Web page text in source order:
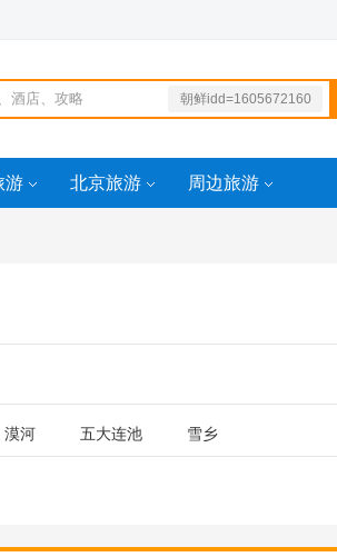
朝鲜idd=1605672160
99100idd=15930686
游 北京旅游 周边旅游
漠河 五大连池 雪乡